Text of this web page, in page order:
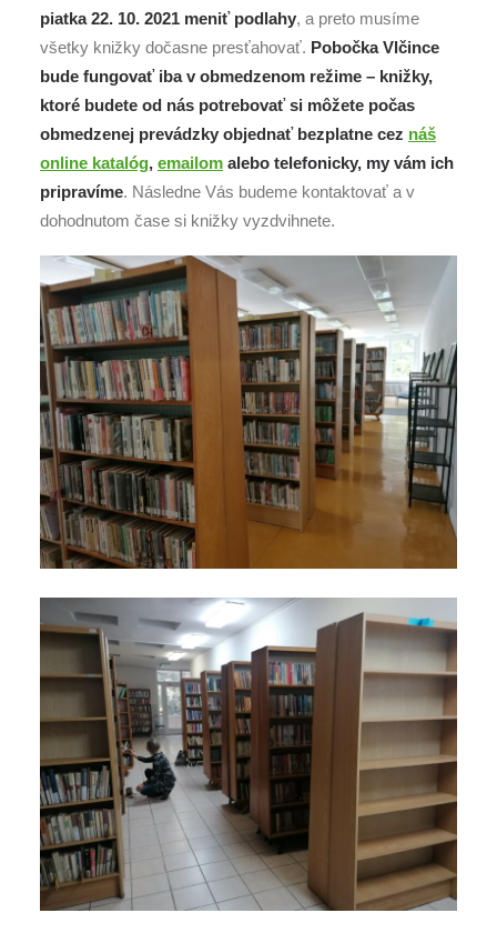
piatka 22. 10. 2021 meniť podlahy, a preto musíme
všetky knižky dočasne presťahovať. Pobočka Vlčince
bude fungovať iba v obmedzenom režime – knižky,
ktoré budete od nás potrebovať si môžete počas
obmedzenej prevádzky objednať bezplatne cez náš
online katalóg, emailom alebo telefonicky, my vám ich
pripravíme. Následne Vás budeme kontaktovať a v
dohodnutom čase si knižky vyzdvihnete.